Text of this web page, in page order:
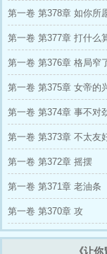
第一卷 第378章 如你所
第一卷 第377章 打什么
第一卷 第376章 格局窄
第一卷 第375章 女帝的
第一卷 第374章 事不对
第一卷 第373章 不太友
第一卷 第372章 摇摆
第一卷 第371章 老油条
第一卷 第370章 攻
《让